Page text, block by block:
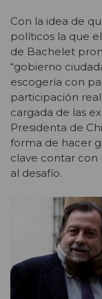
Con la idea de
políticos la que
de Bachelet
“gobierno
escogería con
participación
cargada de las
Presidenta de
forma de hacer
clave contar
al desafío.